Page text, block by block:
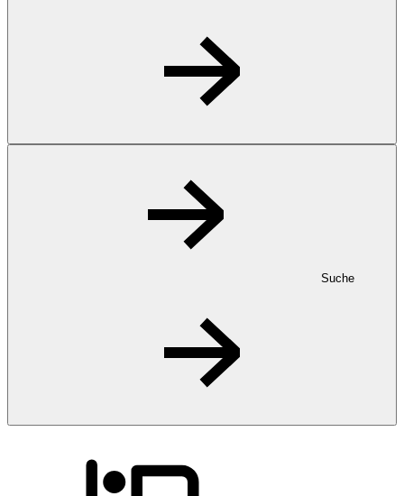
Suche